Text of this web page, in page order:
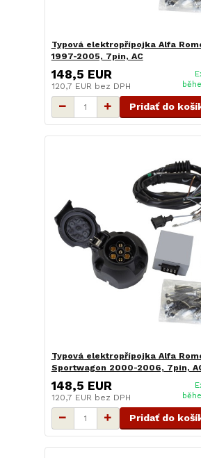
Typová elektropřípojka Alfa
1997-2005, 7pin, AC
148,5 EUR
120,7 EUR bez DPH
Pridať do
Typová elektropřípojka Alfa
Sportwagon 2000-2006, 7pin,
148,5 EUR
120,7 EUR bez DPH
Pridať do